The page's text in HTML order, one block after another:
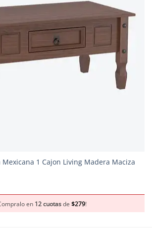
Mexicana 1 Cajon Living Madera Maciza
en 12 cuotasde $279!